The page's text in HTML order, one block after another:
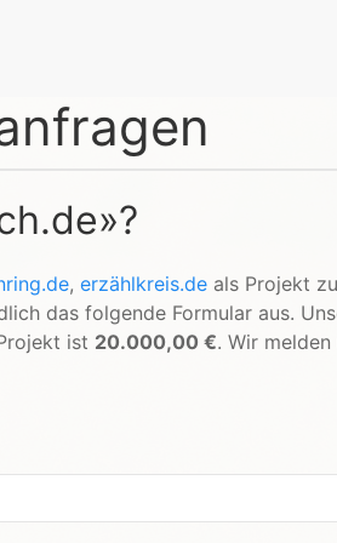
, erzählkreis.de als Projekt
das folgende Formular aus.
ist 20.000,00 €. Wir melden